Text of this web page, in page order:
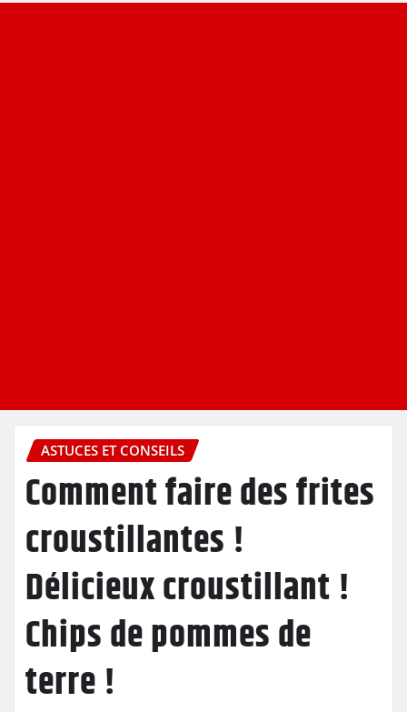
ASTUCES ET CONSEILS
Comment faire des frites
croustillantes !
Délicieux croustillant !
Chips de pommes de
terre !